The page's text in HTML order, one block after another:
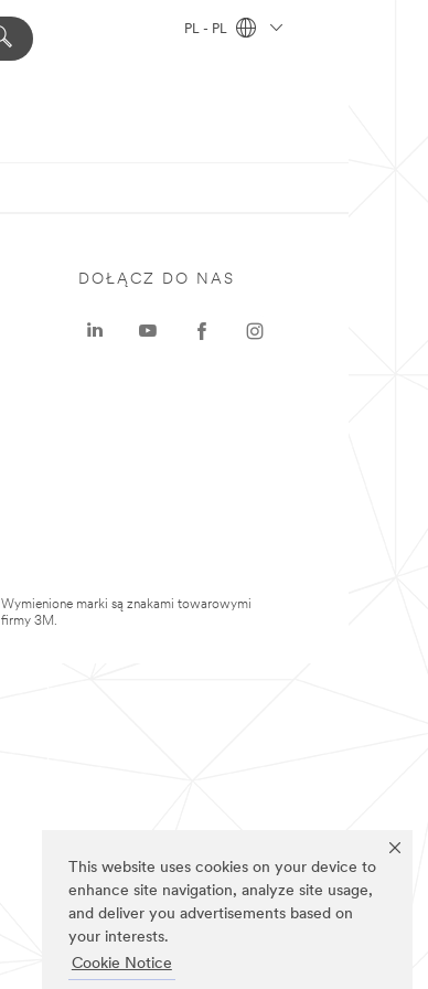
This website uses cookies on your device to
enhance site navigation, analyze site usage,
and deliver you advertisements based on
your interests.
Cookie Notice
PL - PL
DOŁĄCZ DO NAS
Wymienione marki są znakami towarowymi
firmy 3M.